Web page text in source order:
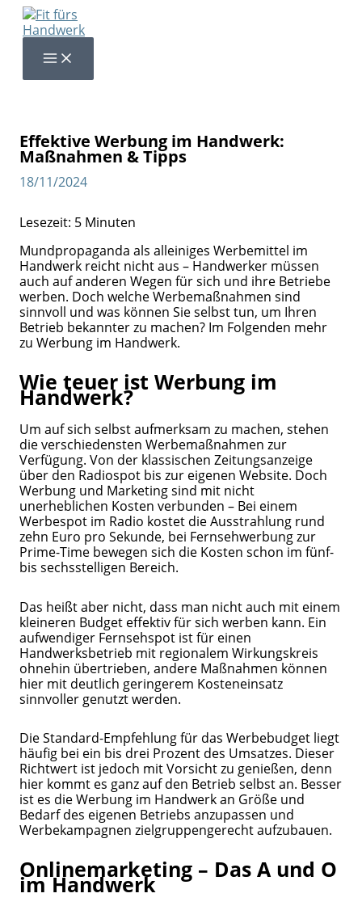
Zum
Inhalt
springen
Effektive Werbung im Handwerk:
Maßnahmen & Tipps
18/11/2024
Lesezeit: 5 Minuten
Mundpropaganda als alleiniges Werbemittel im
Handwerk reicht nicht aus – Handwerker müssen
auch auf anderen Wegen für sich und ihre Betriebe
werben. Doch welche Werbemaßnahmen sind
sinnvoll und was können Sie selbst tun, um Ihren
Betrieb bekannter zu machen? Im Folgenden mehr
zu Werbung im Handwerk.
Wie teuer ist Werbung im
Handwerk?
Um auf sich selbst aufmerksam zu machen, stehen
die verschiedensten Werbemaßnahmen zur
Verfügung. Von der klassischen Zeitungsanzeige
über den Radiospot bis zur eigenen Website. Doch
Werbung und Marketing sind mit nicht
unerheblichen Kosten verbunden – Bei einem
Werbespot im Radio kostet die Ausstrahlung rund
zehn Euro pro Sekunde, bei Fernsehwerbung zur
Prime-Time bewegen sich die Kosten schon im fünf-
bis sechsstelligen Bereich.
Das heißt aber nicht, dass man nicht auch mit einem
kleineren Budget effektiv für sich werben kann. Ein
aufwendiger Fernsehspot ist für einen
Handwerksbetrieb mit regionalem Wirkungskreis
ohnehin übertrieben, andere Maßnahmen können
hier mit deutlich geringerem Kosteneinsatz
sinnvoller genutzt werden.
Die Standard-Empfehlung für das Werbebudget liegt
häufig bei ein bis drei Prozent des Umsatzes. Dieser
Richtwert ist jedoch mit Vorsicht zu genießen, denn
hier kommt es ganz auf den Betrieb selbst an. Besser
ist es die Werbung im Handwerk an Größe und
Bedarf des eigenen Betriebs anzupassen und
Werbekampagnen zielgruppengerecht aufzubauen.
Onlinemarketing – Das A und O
im Handwerk